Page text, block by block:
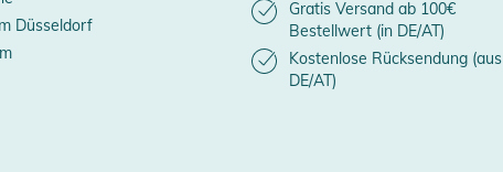
Düsseldorf
Gratis Versand ab 100€
Bestellwert (in DE/AT)
Kostenlose Rücksendung (aus
DE/AT)